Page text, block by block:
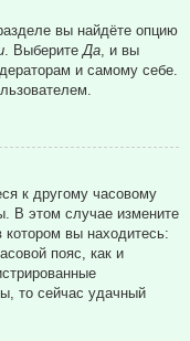
вы найдёте опцию
. Выберите Да , и вы
и самому себе.
к другому часовому
В этом случае измените
котором вы находитесь:
пояс, как и
то сейчас удачный